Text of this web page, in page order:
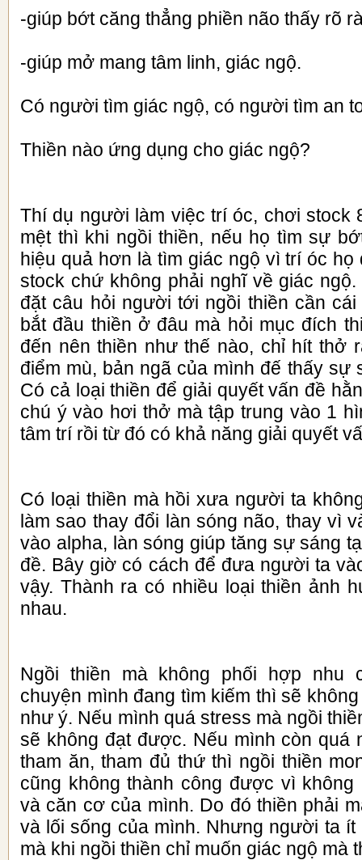
-giúp bớt căng thẳng phiền não thấy rõ
-giúp mở mang tâm linh, giác ngộ.
Có người tìm giác ngộ, có người tìm an
Thiền nào ứng dụng cho giác ngộ?
Thí dụ người làm việc trí óc, chơi stock
mệt thì khi ngồi thiền, nếu họ tìm sự
hiệu quả hơn là tìm giác ngộ vì trí óc họ
stock chứ không phải nghĩ về giác
đặt câu hỏi người tới ngồi thiền cần
bắt đầu thiền ở đâu mà hỏi mục đích
đến nên thiền như thế nào, chỉ hít thở
điểm mù, bản ngã của mình đế thấy sự
Có cả loại thiền để giải quyết vấn đề
chú ý vào hơi thở mà tập trung vào 1
tâm trí rồi từ đó có khả năng giải quyết
Có loại thiền mà hồi xưa người ta
làm sao thay đổi làn sóng não, thay vì
vào alpha, làn sóng giúp tăng sự sáng
đề. Bây giờ có cách để đưa người ta
vậy. Thành ra có nhiều loại thiền ảnh
nhau.
Ngồi thiền mà không phối hợp nhu
chuyện mình đang tìm kiếm thì sẽ
như ý. Nếu mình quá stress mà ngồi
sẽ không đạt được. Nếu mình còn quá
tham ăn, tham đủ thứ thì ngồi thiền
cũng không thành công được vì
và căn cơ của mình. Do đó thiền phải
và lối sống của mình. Nhưng người ta ít
mà khi ngồi thiền chỉ muốn giác ngộ mà